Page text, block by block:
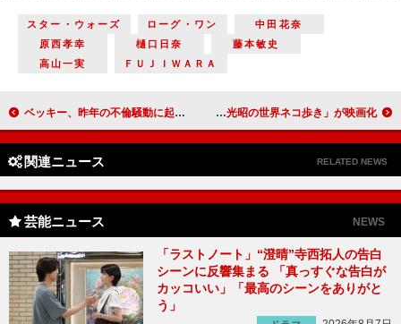
スター・ウォーズ ローグ・ワン
中田花奈
原西孝幸
樋口日奈
藤本敏史
高山一実
ＦＵＪＩＷＡＲＡ
ベッキー、昨年の不倫騒動に起因…？ 芸能人のＬＩＮＥ友だち「ほぼいない」 ネコちゃんたちの生きる姿を大スクリーンで 人気番組「岩合光昭の世界ネコ歩き」が映画化
関連ニュース RELATED NEWS
芸能ニュース NEWS
「ラストノート」“澄晴”寺西拓人の告白
シーンに反響集まる 「真っすぐな告白が
カッコいい」「最高のシーンをありがと
う」